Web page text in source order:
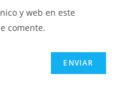
y web en este
comente.